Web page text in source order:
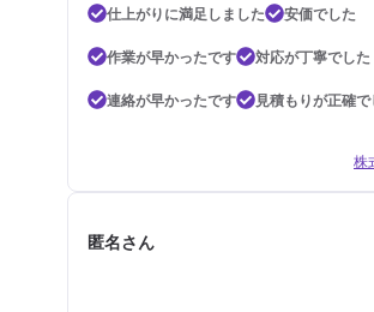
仕上がりに満足しました
安価でした
作業が早かったです
対応が丁寧でした
連絡が早かったです
見積もりが正確で
株
匿名さん